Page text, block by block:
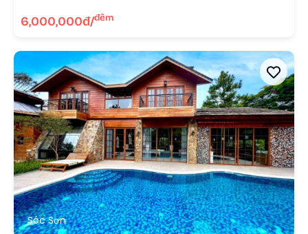
6,000,000đ/đêm
Sóc Sơn